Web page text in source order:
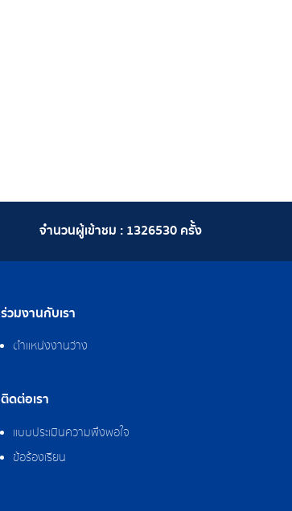
จำนวนผู้เข้าชม : 1326530 ครั้ง
ร่วมงานกับเรา
ตำแหน่งงานว่าง
ติดต่อเรา
แบบประเมินความพึงพอใจ
ข้อร้องเรียน